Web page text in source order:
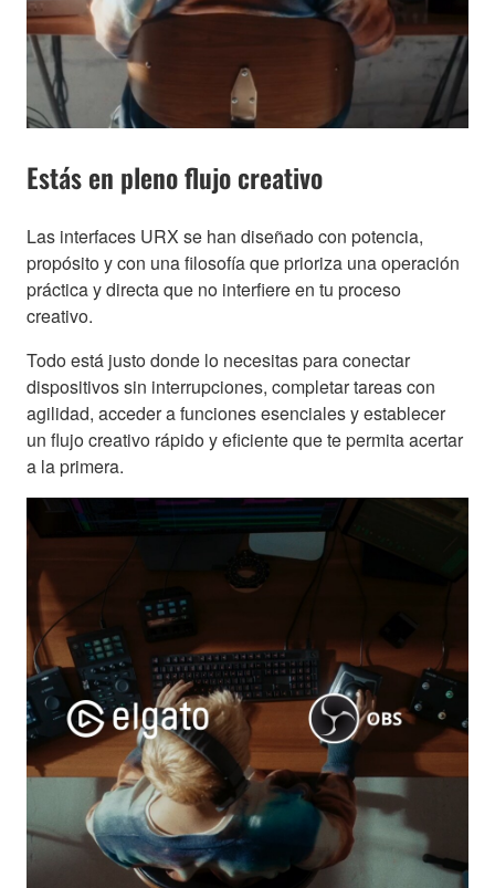
Estás en pleno flujo creativo
Las interfaces URX se han diseñado con potencia,
propósito y con una filosofía que prioriza una operación
práctica y directa que no interfiere en tu proceso
creativo.
Todo está justo donde lo necesitas para conectar
dispositivos sin interrupciones, completar tareas con
agilidad, acceder a funciones esenciales y establecer
un flujo creativo rápido y eficiente que te permita acertar
a la primera.